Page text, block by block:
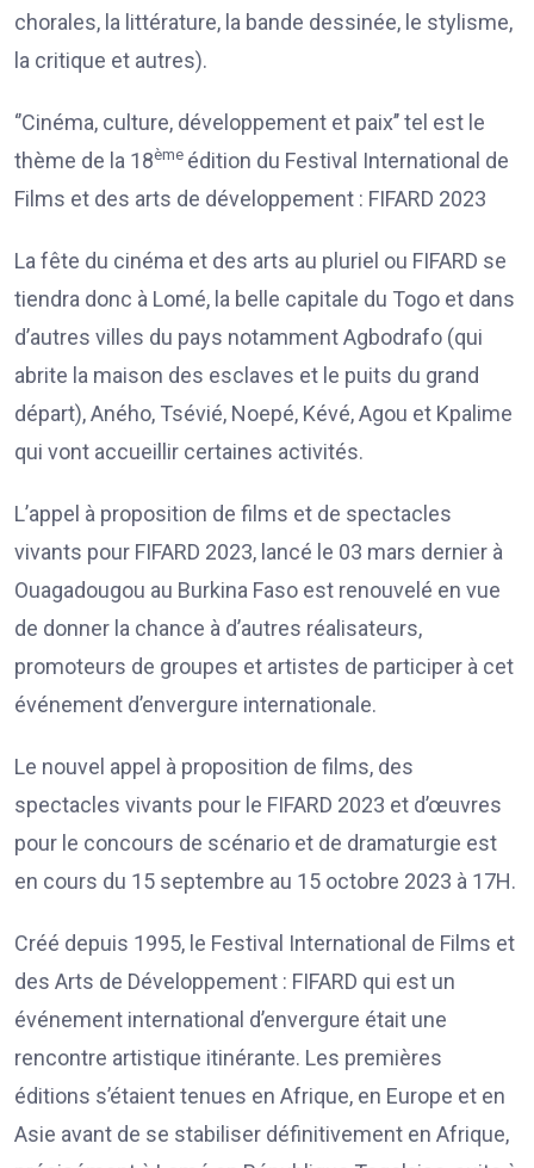
chorales, la littérature, la bande dessinée, le stylisme,
la critique et autres).
‘’Cinéma, culture, développement et paix’’ tel est le
thème de la 18ème édition du Festival International de
Films et des arts de développement : FIFARD 2023
La fête du cinéma et des arts au pluriel ou FIFARD se
tiendra donc à Lomé, la belle capitale du Togo et dans
d’autres villes du pays notamment Agbodrafo (qui
abrite la maison des esclaves et le puits du grand
départ), Aného, Tsévié, Noepé, Kévé, Agou et Kpalime
qui vont accueillir certaines activités.
L’appel à proposition de films et de spectacles
vivants pour FIFARD 2023, lancé le 03 mars dernier à
Ouagadougou au Burkina Faso est renouvelé en vue
de donner la chance à d’autres réalisateurs,
promoteurs de groupes et artistes de participer à cet
événement d’envergure internationale.
Le nouvel appel à proposition de films, des
spectacles vivants pour le FIFARD 2023 et d’œuvres
pour le concours de scénario et de dramaturgie est
en cours du 15 septembre au 15 octobre 2023 à 17H.
Créé depuis 1995, le Festival International de Films et
des Arts de Développement : FIFARD qui est un
événement international d’envergure était une
rencontre artistique itinérante. Les premières
éditions s’étaient tenues en Afrique, en Europe et en
Asie avant de se stabiliser définitivement en Afrique,